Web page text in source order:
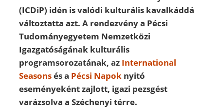
(ICDiP) idén is valódi kulturális kavalkáddá
változtatta azt. A rendezvény a Pécsi
Tudományegyetem Nemzetközi
Igazgatóságának kulturális
programsorozatának, az International
Seasonsés a Pécsi Napok nyitó
eseményeként zajlott, igazi pezsgést
varázsolva a Széchenyi térre.